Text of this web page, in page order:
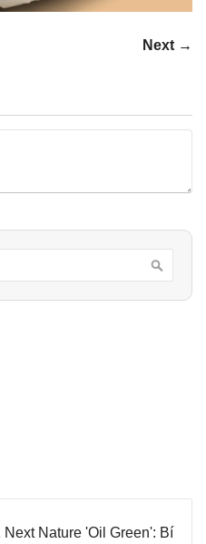
Next →
Next Nature 'Oil Green': Bí